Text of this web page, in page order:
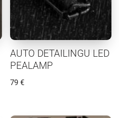
AUTO DETAILINGU LED
PEALAMP
79€